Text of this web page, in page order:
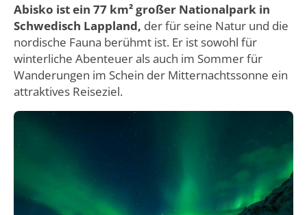
Abisko ist ein 77 km² großer Nationalpark in
Schwedisch Lappland, der für seine Natur und die
nordische Fauna berühmt ist. Er ist sowohl für
winterliche Abenteuer als auch im Sommer für
Wanderungen im Schein der Mitternachtssonne ein
attraktives Reiseziel.